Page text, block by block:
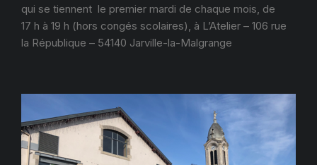
qui se tiennent le premier mardi de chaque mois, de
17 h à 19 h (hors congés scolaires), à L’Atelier – 106 rue
la République – 54140 Jarville-la-Malgrange